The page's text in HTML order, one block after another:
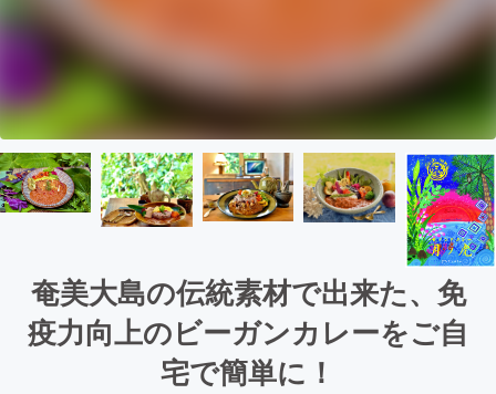
奄美大島の伝統素材で出来た、免
疫力向上のビーガンカレーをご自
宅で簡単に！